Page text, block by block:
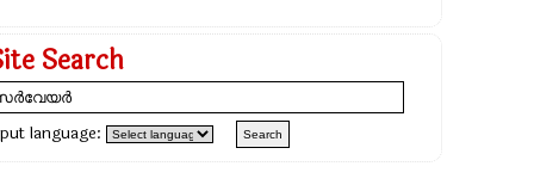
Search
language: